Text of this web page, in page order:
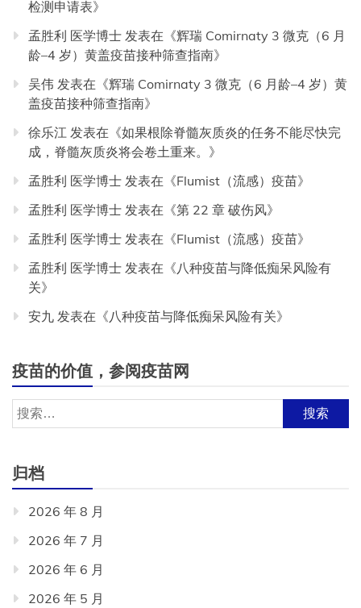
检测申请表》
孟胜利 医学博士 发表在《辉瑞 Comirnaty 3 微克（6 月
龄–4 岁）黄盖疫苗接种筛查指南》
吴伟 发表在《辉瑞 Comirnaty 3 微克（6 月龄–4 岁）黄
盖疫苗接种筛查指南》
徐乐江 发表在《如果根除脊髓灰质炎的任务不能尽快完
成，脊髓灰质炎将会卷土重来。 》
孟胜利 医学博士 发表在《Flumist（流感）疫苗》
孟胜利 医学博士 发表在《第 22 章 破伤风》
孟胜利 医学博士 发表在《Flumist（流感）疫苗》
孟胜利 医学博士 发表在《八种疫苗与降低痴呆风险有
关》
安九 发表在《八种疫苗与降低痴呆风险有关》
疫苗的价值，参阅疫苗网
搜
索：
归档
2026 年 8 月
2026 年 7 月
2026 年 6 月
2026 年 5 月